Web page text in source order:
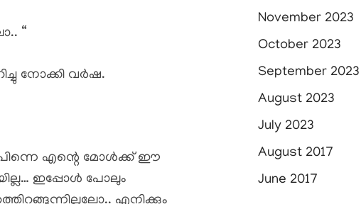
“
നോക്കി വർഷ.
എന്റെ മോൾക്ക് ഈ
ഇപ്പോൾ പോലും
എനിക്കും
November 2023
October 2023
September 2023
August 2023
July 2023
August 2017
June 2017